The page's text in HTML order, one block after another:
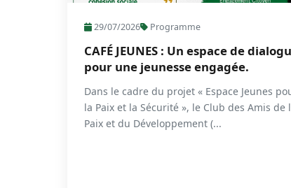
29/07/2026 Programme
CAFÉ JEUNES : Un espace de
pour une jeunesse engagée.
Dans le cadre du projet « Espace Jeunes
la Paix et la Sécurité », le Club des Amis de
Paix et du Développement (...